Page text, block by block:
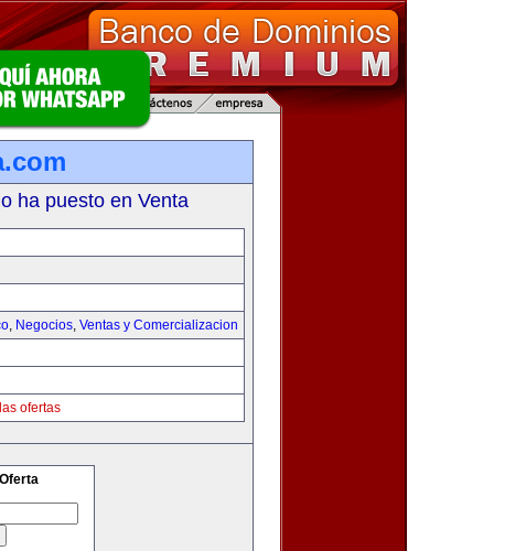
ha puesto en Venta
, Negocios, Ventas y Comercializacion
ofertas